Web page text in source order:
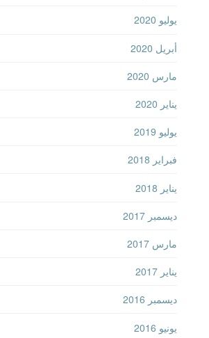
يوليو 2020
أبريل 2020
مارس 2020
يناير 2020
يوليو 2019
فبراير 2018
يناير 2018
ديسمبر 2017
مارس 2017
يناير 2017
ديسمبر 2016
يونيو 2016